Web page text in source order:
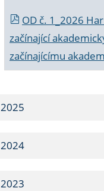
OD č. 1_2026
začínající
začínajícímu
2025
2024
2023